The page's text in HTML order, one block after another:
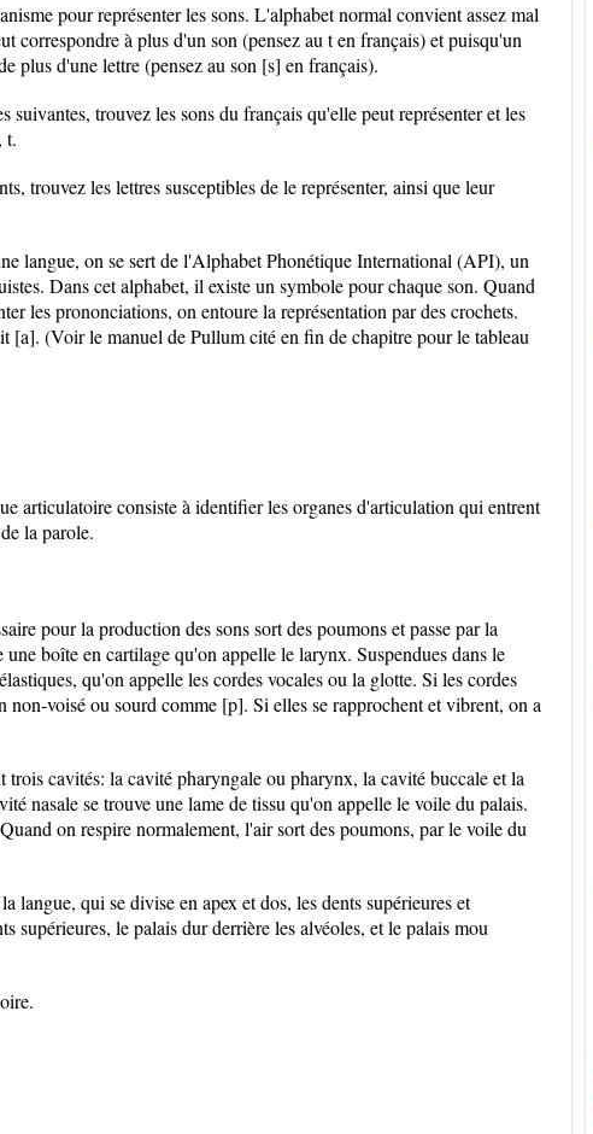
pour représenter les sons. L'alphabet normal convient assez mal
correspondre à plus d'un son (pensez au t en français) et puisqu'un
plus d'une lettre (pensez au son [s] en français).
suivantes, trouvez les sons du français qu'elle peut représenter et les
t.
trouvez les lettres susceptibles de le représenter, ainsi que leur
langue, on se sert de l'Alphabet Phonétique International (API), un
Dans cet alphabet, il existe un symbole pour chaque son. Quand
les prononciations, on entoure la représentation par des crochets.
[a]. (Voir le manuel de Pullum cité en fin de chapitre pour le tableau
articulatoire consiste à identifier les organes d'articulation qui entrent
la parole.
pour la production des sons sort des poumons et passe par la
une boîte en cartilage qu'on appelle le larynx. Suspendues dans le
qu'on appelle les cordes vocales ou la glotte. Si les cordes
non-voisé ou sourd comme [p]. Si elles se rapprochent et vibrent, on a
trois cavités: la cavité pharyngale ou pharynx, la cavité buccale et la
nasale se trouve une lame de tissu qu'on appelle le voile du palais.
on respire normalement, l'air sort des poumons, par le voile du
langue, qui se divise en apex et dos, les dents supérieures et
supérieures, le palais dur derrière les alvéoles, et le palais mou